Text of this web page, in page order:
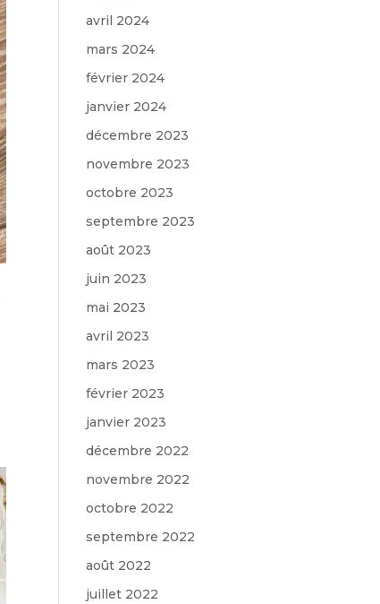
avril 2024
mars 2024
février 2024
janvier 2024
décembre 2023
novembre 2023
octobre 2023
septembre 2023
août 2023
juin 2023
mai 2023
avril 2023
mars 2023
février 2023
janvier 2023
décembre 2022
novembre 2022
octobre 2022
septembre 2022
août 2022
juillet 2022